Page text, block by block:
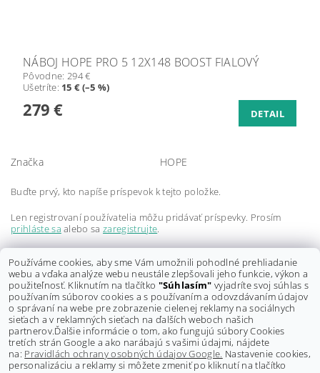
NÁBOJ HOPE PRO 5 12X148 BOOST FIALOVÝ
Pôvodne: 294 €
Ušetríte: 15 € (–5 %)
279 € DETAIL
Značka HOPE
Buďte prvý, kto napíše príspevok k tejto položke.
Len registrovaní používatelia môžu pridávať príspevky. Prosím
prihláste sa alebo sazaregistrujte.
Len registrovaní používatelia môžu pridávať hodnotenie. Prosím
prihláste saalebo sazaregistrujte
Používáme cookies, aby sme Vám umožnili pohodlné prehliadanie
webu a vďaka analýze webu neustále zlepšovali jeho funkcie, výkon a
použiteľnosť. Kliknutím na tlačítko "Súhlasím" vyjadríte svoj súhlas s
používaním súborov cookies a s používaním a odovzdávaním údajov
o správaní na webe pre zobrazenie cielenej reklamy na sociálnych
sieťach a v reklamných sieťach na ďalších weboch našich
partnerov.Ďalšie informácie o tom, ako fungujú súbory Cookies
tretích strán Google a ako narábajú s vašimi údajmi, nájdete
na: Pravidlách ochrany osobných údajov Google. Nastavenie cookies,
personalizáciu a reklamy si môžete zmeniť po kliknutí na tlačítko